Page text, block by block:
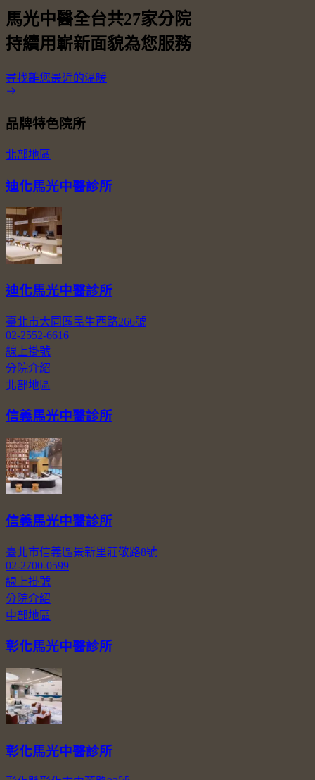
馬光中醫全台共27家分院
持續用嶄新面貌為您服務
尋找離您最近的溫暖
品牌特色院所
北部地區
迪化馬光中醫診所
迪化馬光中醫診所
臺北市大同區民生西路266號
02-2552-6616
線上掛號
分院介紹
北部地區
信義馬光中醫診所
信義馬光中醫診所
臺北市信義區景新里莊敬路8號
02-2700-0599
線上掛號
分院介紹
中部地區
彰化馬光中醫診所
彰化馬光中醫診所